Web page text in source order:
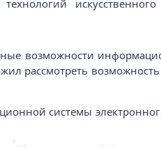
возможности
рассмотреть возможность
системы